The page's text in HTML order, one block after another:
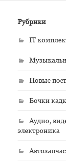
Рубрики
IT
Новые
Бочки
Аудио,
электроника